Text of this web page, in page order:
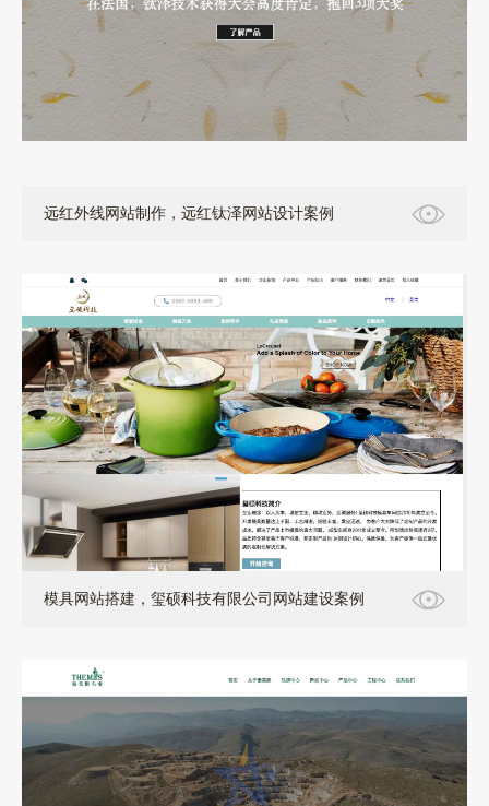
远红外线网站制作，远红钛泽网站设计案例
模具网站搭建，玺硕科技有限公司网站建设案例